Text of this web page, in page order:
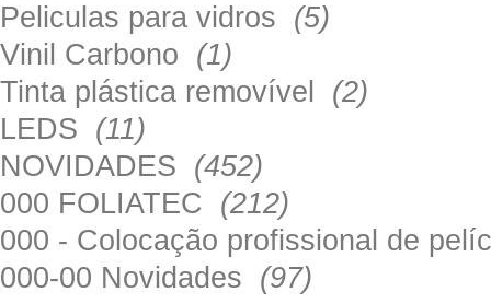
Peliculas para vidros (5)
Vinil Carbono (1)
Tinta plástica removível (2)
LEDS (11)
NOVIDADES (452)
000 FOLIATEC (212)
000 - Colocação profissional de
000-00 Novidades (97)